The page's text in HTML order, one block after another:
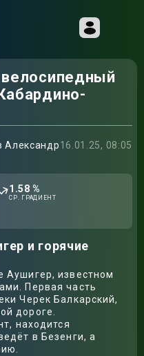
Александр16.01.25, 08:05
1.58 %
СР. ГРАДИЕНТ
и горячие
Аушигер, известном
Первая часть
Черек Балкарский,
дороге.
находится
в Безенги, а